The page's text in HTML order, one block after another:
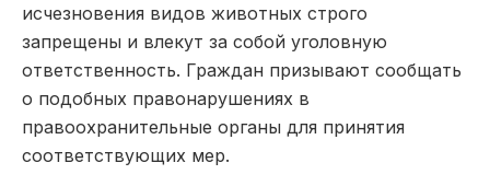
исчезновения видов животных строго
запрещены и влекут за собой уголовную
ответственность. Граждан призывают сообщать
о подобных правонарушениях в
правоохранительные органы для принятия
соответствующих мер.